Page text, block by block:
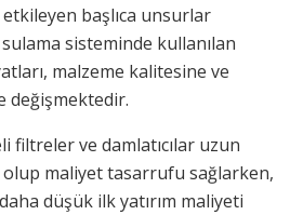
başlıca unsurlar
sisteminde kullanılan
malzeme kalitesine ve
değişmektedir.
filtreler ve damlatıcılar uzun
olup maliyet tasarrufu sağlarken,
düşük ilk yatırım maliyeti